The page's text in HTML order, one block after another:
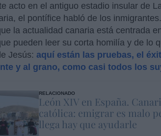
acto en el antiguo estadio insular de
el pontífice habló de los
la actualidad canaria está centrada
pueden leer su corta homilía y de lo
Jesús: aquí están las pruebas, el
y al grano, como casi todos los
RELACIONADO
León XIV en España.
católica: emigrar es malo
llega hay que ayudarle